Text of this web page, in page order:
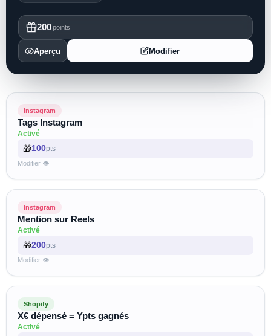
200points
Aperçu Modifier
Instagram
Tags Instagram
Activé
🎁100pts
Modifier 👁
Instagram
Mention sur Reels
Activé
🎁200pts
Modifier 👁
Shopify
X€ dépensé = Ypts gagnés
Activé